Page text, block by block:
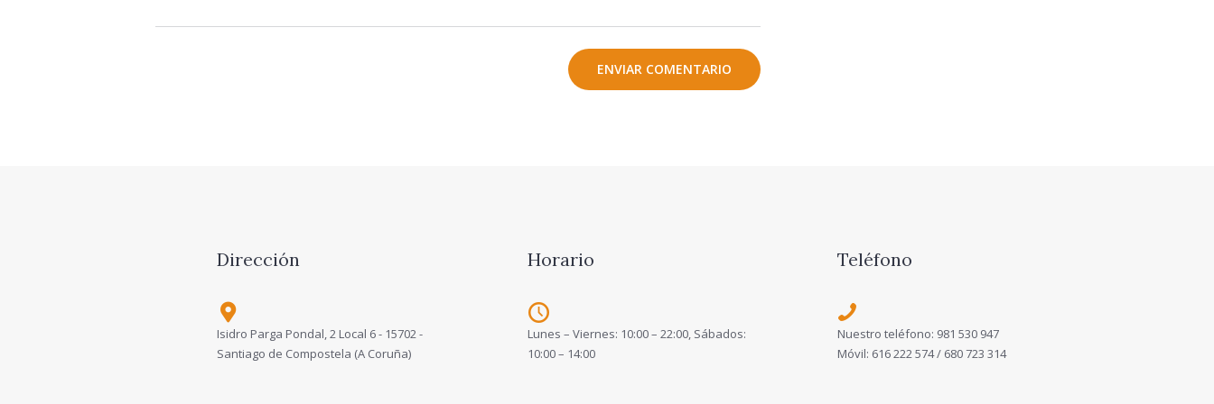
Dirección
Isidro Parga Pondal, 2 Local 6 - 15702 -
Santiago de Compostela (A Coruña)
Horario
Lunes – Viernes: 10:00 – 22:00, Sábados:
10:00 – 14:00
Teléfono
Nuestro teléfono: 981 530 947
Móvil: 616 222 574 / 680 723 314